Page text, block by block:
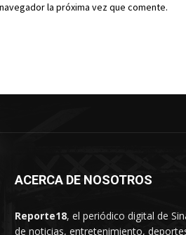
la próxima vez que comente.
ACERCA DE NOSOTROS
Reporte18, el periódico digital de
de noticias, entretenimiento,